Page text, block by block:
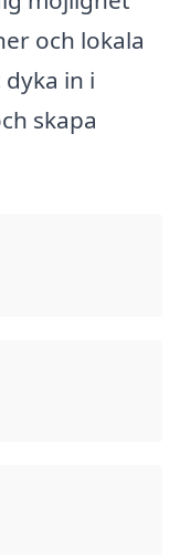
och lokala
in i
skapa